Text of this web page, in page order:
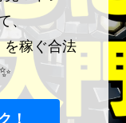
、
を稼ぐ合法
！